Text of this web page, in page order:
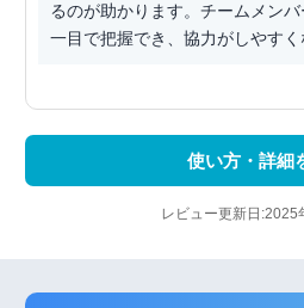
るのが助かります。チームメン
一目で把握でき、協力がしやすく
使い方・詳細
レビュー更新日:2025